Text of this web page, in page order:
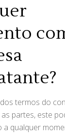
termos do
partes, este
a qualquer